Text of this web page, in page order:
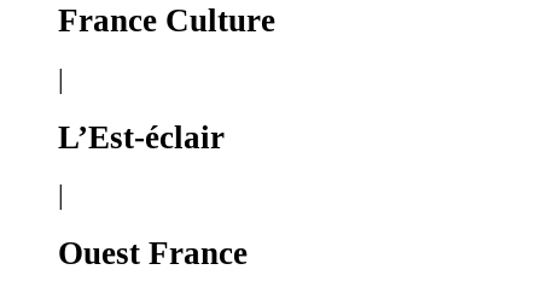
France Culture
|
L’Est-éclair
Ouest France